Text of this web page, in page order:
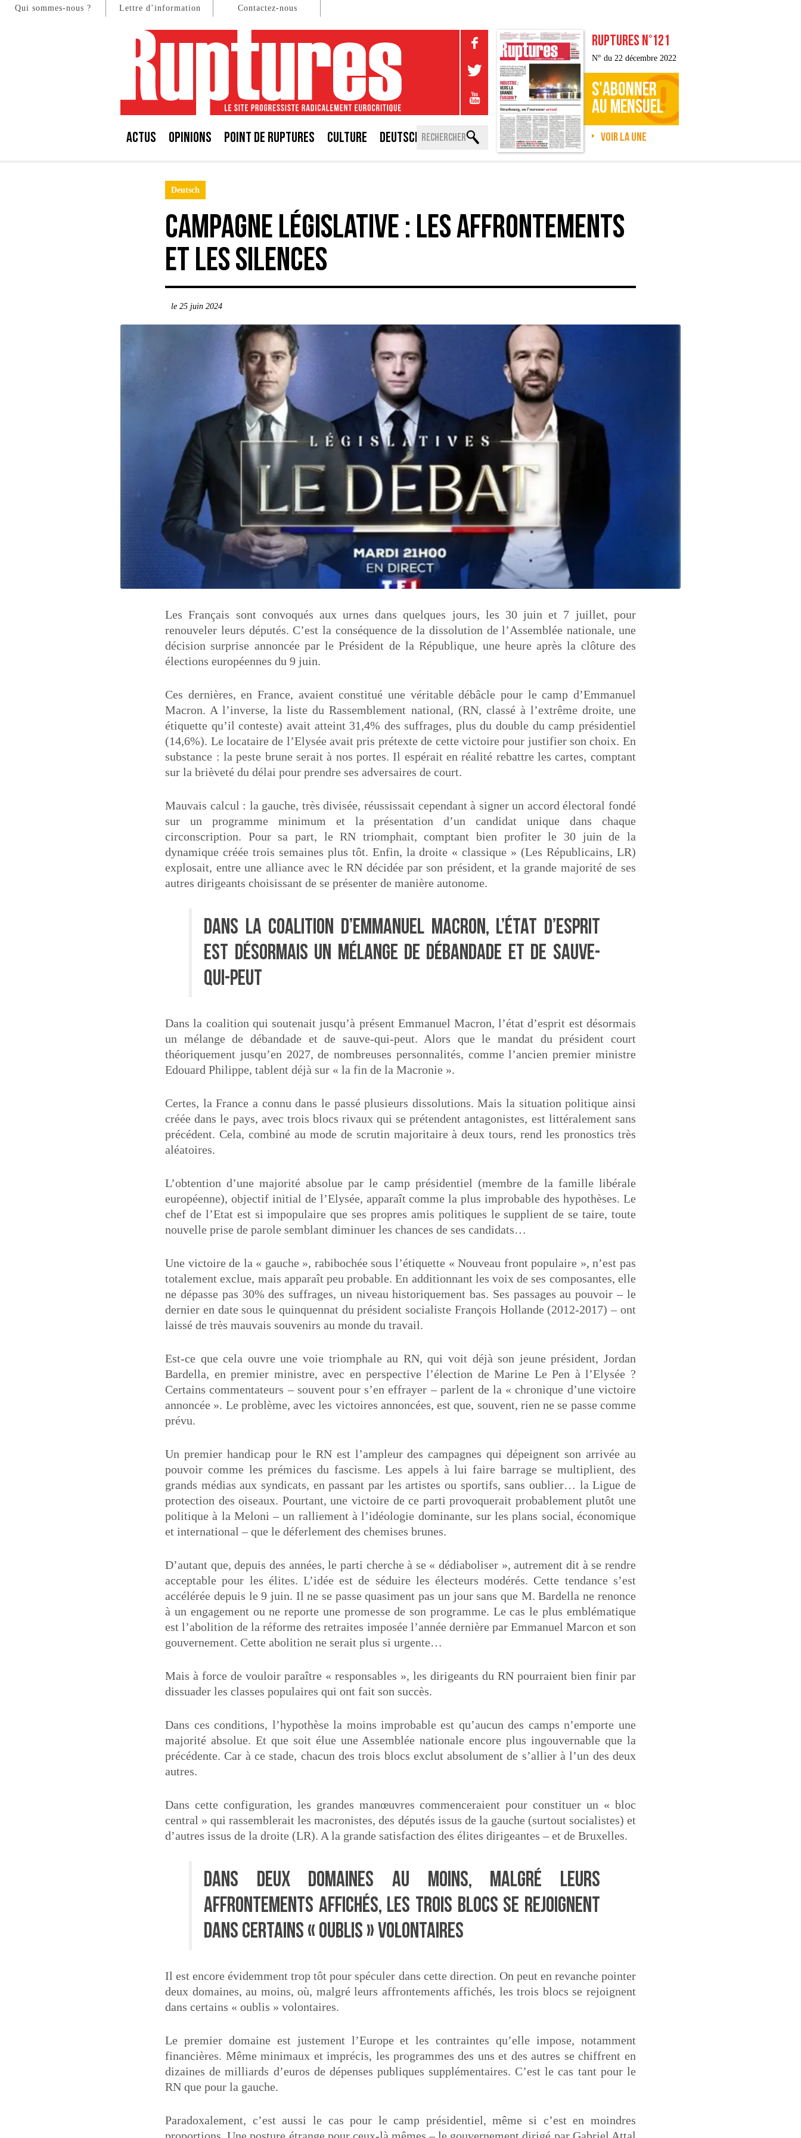
Qui sommes-nous ? Lettre d’information Contactez-nous
ACTUS OPINIONS POINT DE RUPTURES CULTURE DEUTSCH
RUPTURES N°121
N° du 22 décembre 2022
S'ABONNER
AU MENSUEL
Voir la une
Deutsch
Campagne législative : les affrontements
et les silences
le 25 juin 2024
Les Français sont convoqués aux urnes dans quelques jours, les 30 juin et 7 juillet, pour
renouveler leurs députés. C’est la conséquence de la dissolution de l’Assemblée nationale, une
décision surprise annoncée par le Président de la République, une heure après la clôture des
élections européennes du 9 juin.
Ces dernières, en France, avaient constitué une véritable débâcle pour le camp d’Emmanuel
Macron. A l’inverse, la liste du Rassemblement national, (RN, classé à l’extrême droite, une
étiquette qu’il conteste) avait atteint 31,4% des suffrages, plus du double du camp présidentiel
(14,6%). Le locataire de l’Elysée avait pris prétexte de cette victoire pour justifier son choix. En
substance : la peste brune serait à nos portes. Il espérait en réalité rebattre les cartes, comptant
sur la brièveté du délai pour prendre ses adversaires de court.
Mauvais calcul : la gauche, très divisée, réussissait cependant à signer un accord électoral fondé
sur un programme minimum et la présentation d’un candidat unique dans chaque
circonscription. Pour sa part, le RN triomphait, comptant bien profiter le 30 juin de la
dynamique créée trois semaines plus tôt. Enfin, la droite « classique » (Les Républicains, LR)
explosait, entre une alliance avec le RN décidée par son président, et la grande majorité de ses
autres dirigeants choisissant de se présenter de manière autonome.
Dans la coalition d’Emmanuel Macron, l’état d’esprit
est désormais un mélange de débandade et de sauve-
qui-peut
Dans la coalition qui soutenait jusqu’à présent Emmanuel Macron, l’état d’esprit est désormais
un mélange de débandade et de sauve-qui-peut. Alors que le mandat du président court
théoriquement jusqu’en 2027, de nombreuses personnalités, comme l’ancien premier ministre
Edouard Philippe, tablent déjà sur « la fin de la Macronie ».
Certes, la France a connu dans le passé plusieurs dissolutions. Mais la situation politique ainsi
créée dans le pays, avec trois blocs rivaux qui se prétendent antagonistes, est littéralement sans
précédent. Cela, combiné au mode de scrutin majoritaire à deux tours, rend les pronostics très
aléatoires.
L’obtention d’une majorité absolue par le camp présidentiel (membre de la famille libérale
européenne), objectif initial de l’Elysée, apparaît comme la plus improbable des hypothèses. Le
chef de l’Etat est si impopulaire que ses propres amis politiques le supplient de se taire, toute
nouvelle prise de parole semblant diminuer les chances de ses candidats…
Une victoire de la « gauche », rabibochée sous l’étiquette « Nouveau front populaire », n’est pas
totalement exclue, mais apparaît peu probable. En additionnant les voix de ses composantes, elle
ne dépasse pas 30% des suffrages, un niveau historiquement bas. Ses passages au pouvoir – le
dernier en date sous le quinquennat du président socialiste François Hollande (2012-2017) – ont
laissé de très mauvais souvenirs au monde du travail.
Est-ce que cela ouvre une voie triomphale au RN, qui voit déjà son jeune président, Jordan
Bardella, en premier ministre, avec en perspective l’élection de Marine Le Pen à l’Elysée ?
Certains commentateurs – souvent pour s’en effrayer – parlent de la « chronique d’une victoire
annoncée ». Le problème, avec les victoires annoncées, est que, souvent, rien ne se passe comme
prévu.
Un premier handicap pour le RN est l’ampleur des campagnes qui dépeignent son arrivée au
pouvoir comme les prémices du fascisme. Les appels à lui faire barrage se multiplient, des
grands médias aux syndicats, en passant par les artistes ou sportifs, sans oublier… la Ligue de
protection des oiseaux. Pourtant, une victoire de ce parti provoquerait probablement plutôt une
politique à la Meloni – un ralliement à l’idéologie dominante, sur les plans social, économique
et international – que le déferlement des chemises brunes.
D’autant que, depuis des années, le parti cherche à se « dédiaboliser », autrement dit à se rendre
acceptable pour les élites. L’idée est de séduire les électeurs modérés. Cette tendance s’est
accélérée depuis le 9 juin. Il ne se passe quasiment pas un jour sans que M. Bardella ne renonce
à un engagement ou ne reporte une promesse de son programme. Le cas le plus emblématique
est l’abolition de la réforme des retraites imposée l’année dernière par Emmanuel Marcon et son
gouvernement. Cette abolition ne serait plus si urgente…
Mais à force de vouloir paraître « responsables », les dirigeants du RN pourraient bien finir par
dissuader les classes populaires qui ont fait son succès.
Dans ces conditions, l’hypothèse la moins improbable est qu’aucun des camps n’emporte une
majorité absolue. Et que soit élue une Assemblée nationale encore plus ingouvernable que la
précédente. Car à ce stade, chacun des trois blocs exclut absolument de s’allier à l’un des deux
autres.
Dans cette configuration, les grandes manœuvres commenceraient pour constituer un « bloc
central » qui rassemblerait les macronistes, des députés issus de la gauche (surtout socialistes) et
d’autres issus de la droite (LR). A la grande satisfaction des élites dirigeantes – et de Bruxelles.
Dans deux domaines au moins, malgré leurs
affrontements affichés, les trois blocs se rejoignent
dans certains « oublis » volontaires
Il est encore évidemment trop tôt pour spéculer dans cette direction. On peut en revanche pointer
deux domaines, au moins, où, malgré leurs affrontements affichés, les trois blocs se rejoignent
dans certains « oublis » volontaires.
Le premier domaine est justement l’Europe et les contraintes qu’elle impose, notamment
financières. Même minimaux et imprécis, les programmes des uns et des autres se chiffrent en
dizaines de milliards d’euros de dépenses publiques supplémentaires. C’est le cas tant pour le
RN que pour la gauche.
Paradoxalement, c’est aussi le cas pour le camp présidentiel, même si c’est en moindres
proportions. Une posture étrange pour ceux-là mêmes – le gouvernement dirigé par Gabriel Attal